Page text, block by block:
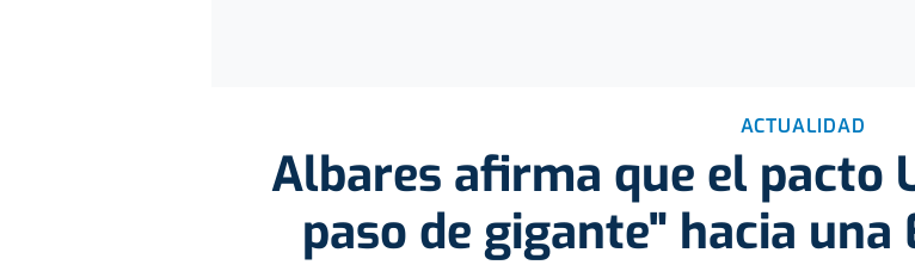
ACTUALIDAD
Albares afirma que el pacto
paso de gigante" hacia